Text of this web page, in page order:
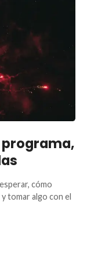
programa,
cómo
tomar algo con el